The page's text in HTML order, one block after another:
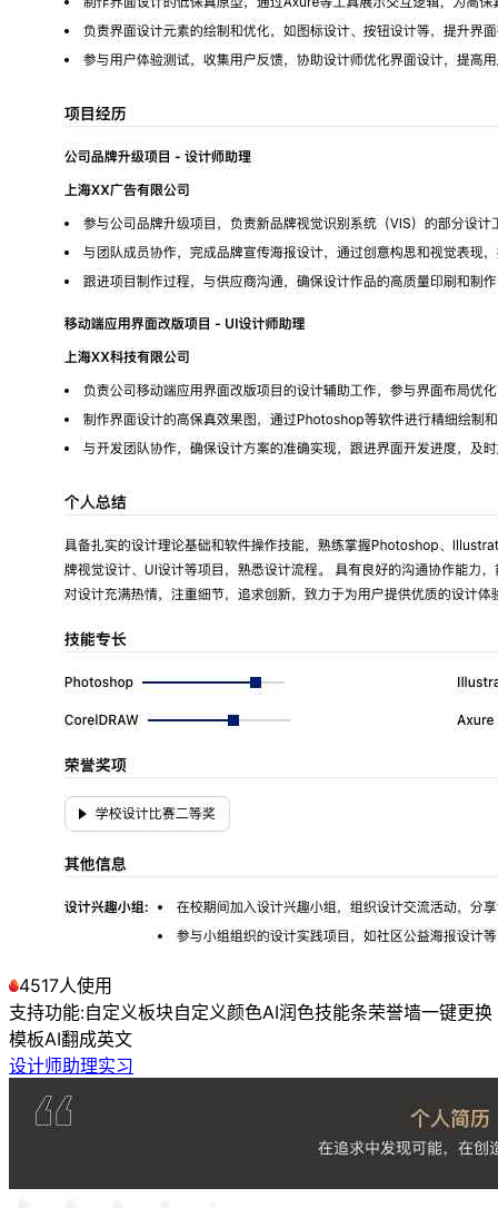
4517人使用
支持功能:自定义板块自定义颜色AI润色技能条荣誉墙一键更换
模板AI翻成英文
设计师助理实习